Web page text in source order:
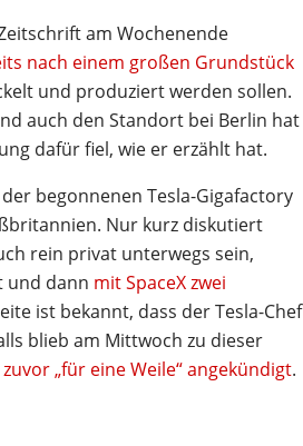
am Wochenende
nach einem großen Grundstück
und produziert werden sollen.
auch den Standort bei Berlin hat
dafür fiel, wie er erzählt hat.
begonnenen Tesla-Gigafactory
Nur kurz diskutiert
rein privat unterwegs sein,
und dann mit SpaceX zwei
ist bekannt, dass der Tesla-Chef
blieb am Mittwoch zu dieser
„für eine Weile“ angekündigt.